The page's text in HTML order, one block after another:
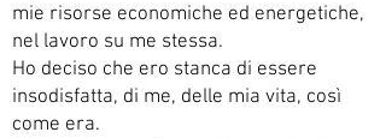
mie risorse economiche ed energetiche,
nel lavoro su me stessa.
Ho deciso che ero stanca di essere
insodisfatta, di me, delle mia vita, così
come era.